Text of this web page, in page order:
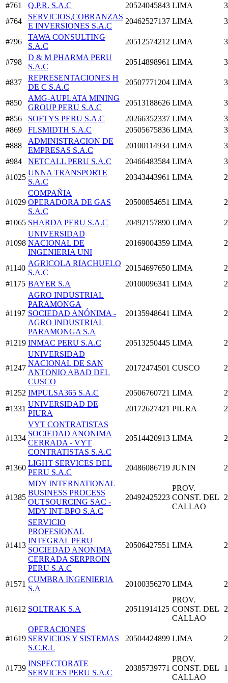
#761 Q.P.R. S.A.C 20524045843 LIMA
#764
SERVICIOS,COBRANZAS
E INVERSIONES S.A.C
20462527137 LIMA
#796
TAWA CONSULTING
S.A.C
20512574212 LIMA
#798
D & M PHARMA PERU
S.A.C
20514898961 LIMA
#837
REPRESENTACIONES H
DE C S.A.C
20507771204 LIMA
#850
AMG-AUPLATA MINING
GROUP PERU S.A.C
20513188626 LIMA
#856
SOFTYS PERU S.A.C 20266352337 LIMA
#869
FLSMIDTH S.A.C 20505675836 LIMA
#888
ADMINISTRACION DE
EMPRESAS S.A.C
20100114934 LIMA
#984
NETCALL PERU S.A.C 20466483584 LIMA
#1025
UNNA TRANSPORTE
S.A.C
20343443961 LIMA
#1029
COMPAÑIA
OPERADORA DE GAS
S.A.C
20500854651 LIMA
#1065 SHARDA PERU S.A.C 20492157890 LIMA
#1098
UNIVERSIDAD
NACIONAL DE
INGENIERIA UNI
20169004359 LIMA
#1140
AGRICOLA RIACHUELO
S.A.C
20154697650 LIMA
#1175 BAYER S.A 20100096341 LIMA
#1197
AGRO INDUSTRIAL
PARAMONGA
SOCIEDAD ANÓNIMA -
AGRO INDUSTRIAL
PARAMONGA S.A
20135948641 LIMA
#1219 INMAC PERU S.A.C 20513250445 LIMA
#1247
UNIVERSIDAD
NACIONAL DE SAN
ANTONIO ABAD DEL
CUSCO
20172474501 CUSCO
#1252 IMPULSA365 S.A.C 20506760721 LIMA
#1331
UNIVERSIDAD DE
PIURA
20172627421 PIURA
#1334
VYT CONTRATISTAS
SOCIEDAD ANONIMA
CERRADA - VYT
CONTRATISTAS S.A.C
20514420913 LIMA
#1360
LIGHT SERVICES DEL
PERU S.A.C
20486086719 JUNIN
#1385
MDY INTERNATIONAL
BUSINESS PROCESS
OUTSOURCING SAC -
MDY INT-BPO S.A.C
20492425223
PROV.
CONST. DEL
CALLAO
#1413
SERVICIO
PROFESIONAL
INTEGRAL PERU
SOCIEDAD ANONIMA
CERRADA SERPROIN
PERU S.A.C
20506427551 LIMA
#1571
CUMBRA INGENIERIA
S.A
20100356270 LIMA
#1612 SOLTRAK S.A 20511914125
PROV.
CONST. DEL
CALLAO
#1619
OPERACIONES
SERVICIOS Y SISTEMAS
S.C.R.L
20504424899 LIMA
#1739
INSPECTORATE
SERVICES PERU S.A.C
20385739771
PROV.
CONST. DEL
CALLAO